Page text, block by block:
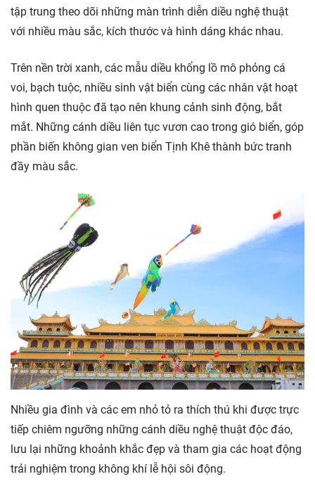
tập trung theo dõi những màn trình diễn diều nghệ thuật
với nhiều màu sắc, kích thước và hình dáng khác nhau.
Trên nền trời xanh, các mẫu diều khổng lồ mô phỏng cá
voi, bạch tuộc, nhiều sinh vật biển cùng các nhân vật hoạt
hình quen thuộc đã tạo nên khung cảnh sinh động, bắt
mắt. Những cánh diều liên tục vươn cao trong gió biển, góp
phần biến không gian ven biển Tịnh Khê thành bức tranh
đầy màu sắc.
Nhiều gia đình và các em nhỏ tỏ ra thích thú khi được trực
tiếp chiêm ngưỡng những cánh diều nghệ thuật độc đáo,
lưu lại những khoảnh khắc đẹp và tham gia các hoạt động
trải nghiệm trong không khí lễ hội sôi động.